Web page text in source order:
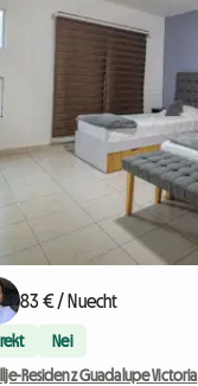
83 € / Nuecht
Nei
Residenz Guadalupe Victoria